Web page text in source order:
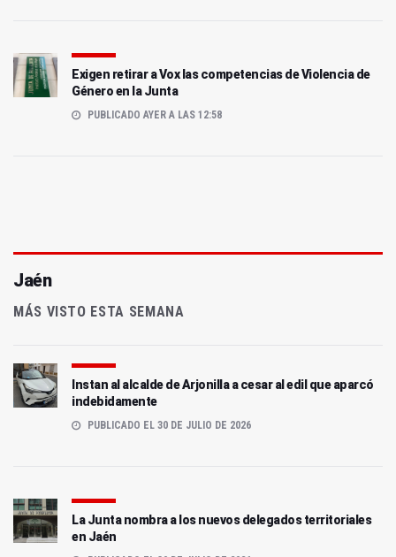
Exigen retirar a Vox las competencias de Violencia de
Género en la Junta
PUBLICADO AYER A LAS 12:58
Jaén
MÁS VISTO ESTA SEMANA
Instan al alcalde de Arjonilla a cesar al edil que aparcó
indebidamente
PUBLICADO EL 30 DE JULIO DE 2026
La Junta nombra a los nuevos delegados territoriales
en Jaén